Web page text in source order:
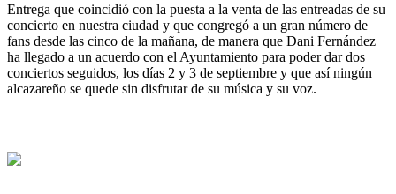
Entrega que coincidió con la puesta a la venta de las entreadas de su
concierto en nuestra ciudad y que congregó a un gran número de
fans desde las cinco de la mañana, de manera que Dani Fernández
ha llegado a un acuerdo con el Ayuntamiento para poder dar dos
conciertos seguidos, los días 2 y 3 de septiembre y que así ningún
alcazareño se quede sin disfrutar de su música y su voz.